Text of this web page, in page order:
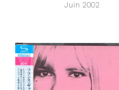
Juin 2002